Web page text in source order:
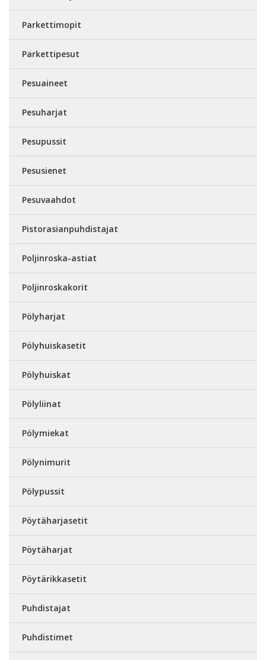
Parkettimopit
Parkettipesut
Pesuaineet
Pesuharjat
Pesupussit
Pesusienet
Pesuvaahdot
Pistorasianpuhdistajat
Poljinroska-astiat
Poljinroskakorit
Pölyharjat
Pölyhuiskasetit
Pölyhuiskat
Pölyliinat
Pölymiekat
Pölynimurit
Pölypussit
Pöytäharjasetit
Pöytäharjat
Pöytärikkasetit
Puhdistajat
Puhdistimet